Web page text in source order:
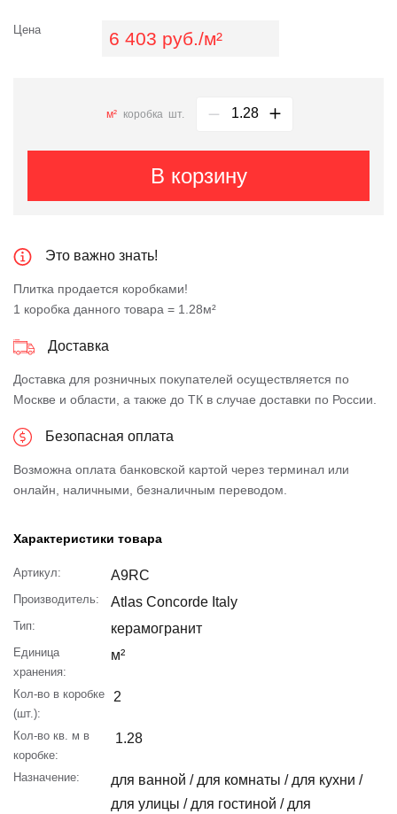
Цена 6 403 руб./м²
м² коробка шт.
В корзину
Это важно знать!
Плитка продается коробками!
1 коробка данного товара = 1.28м²
Доставка
Доставка для розничных покупателей осуществляется по
Москве и области, а также до ТК в случае доставки по России.
Безопасная оплата
Возможна оплата банковской картой через терминал или
онлайн, наличными, безналичным переводом.
Характеристики товара
Артикул: A9RC
Производитель: Atlas Concorde Italy
Тип: керамогранит
Единица
хранения:
м²
Кол-во в коробке
(шт.):
2
Кол-во кв. м в
коробке:
1.28
Назначение:
для ванной / для комнаты / для кухни /
для улицы / для гостиной / для